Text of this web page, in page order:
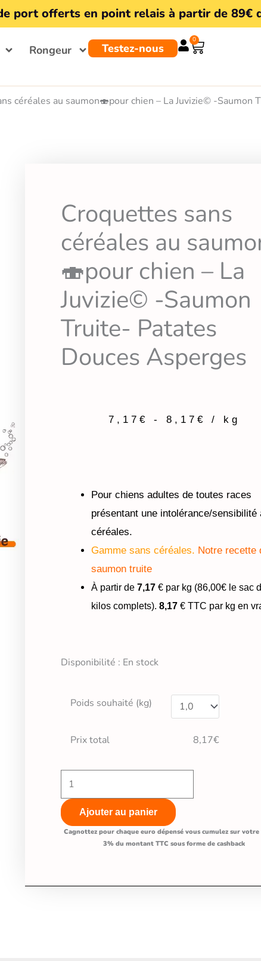
port offerts en point relais à partir de 89€
Rongeur Testez-nous
0
Panier
céréales au saumon🍣pour chien – La Juvizie© -Saumon
Croquettes sans
céréales au
🍣pour chien – La
Juvizie© -Saumon
Truite- Patates
Douces Asperges
7,17 € - 8,17 € / kg
Pour chiens adultes de toutes races
présentant une intolérance/sensibilité
céréales.
Gamme sans céréales. Notre recette
saumon truite
À partir de 7,17 € par kg (86,00€ le sac
kilos complets). 8,17 € TTC par kg en
Disponibilité : En stock
Poids souhaité (kg)
Prix total 8,17€
quantité
Croquettes
pour
chien
-
-
Ajouter au panier
Cagnottez pour chaque euro dépensé vous cumulez sur votre
3% du montant TTC sous forme de cashback